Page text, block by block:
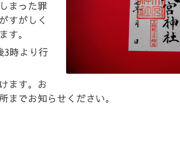
まった罪
すがしく
す。
3時より行
ます。お
までお知らせください。